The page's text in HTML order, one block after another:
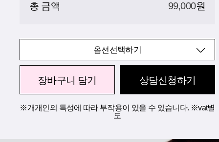
총 금액 99,000원
옵션선택하기
장바구니 담기 상담신청하기
※개개인의 특성에 따라 부작용이 있을 수 있습니다. ※vat별
도